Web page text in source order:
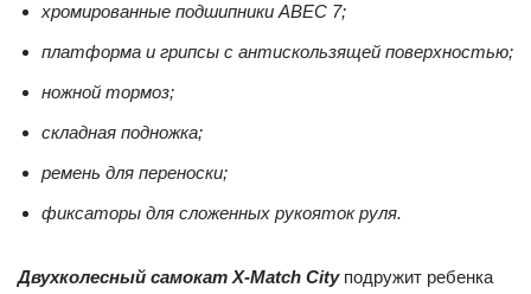
хромированные подшипники АВЕС 7;
платформа и грипсы с антискользящей поверхностью;
ножной тормоз;
складная подножка;
ремень для переноски;
фиксаторы для сложенных рукояток руля.
Двухколесный самокат X-Match Cityподружит ребенка